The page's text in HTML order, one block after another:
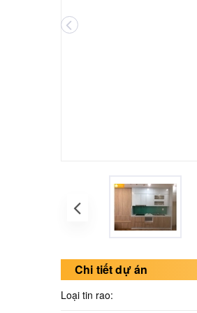
Chi tiết dự án
Loại tin rao: